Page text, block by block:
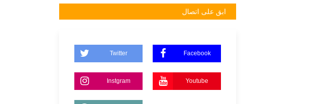
ابق على اتصال
Twitter Facebook
Instgram Youtube